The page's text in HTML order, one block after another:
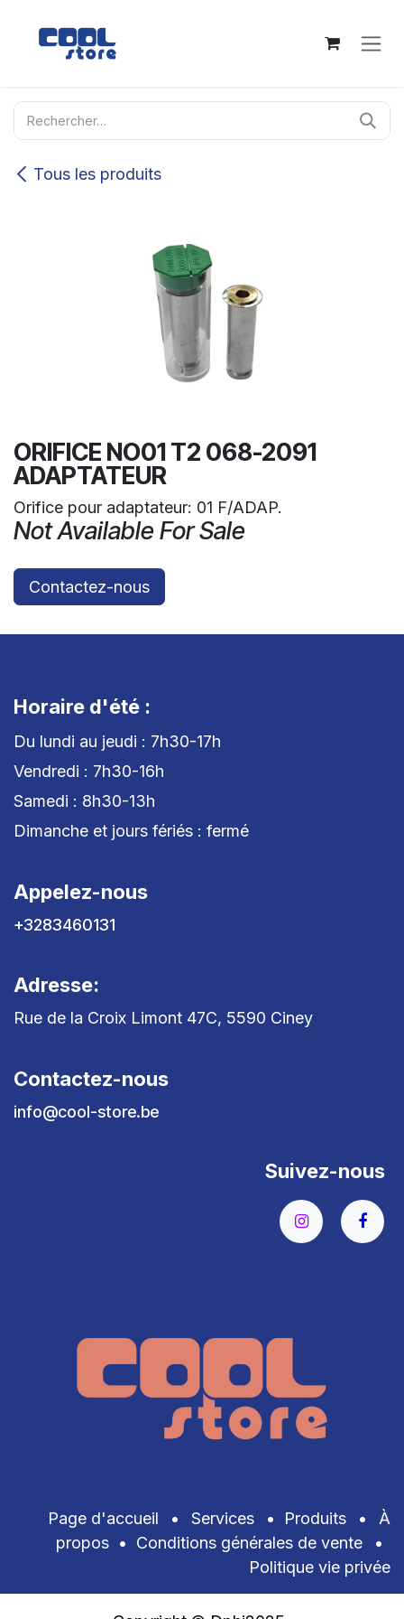
Tous les produits
ORIFICE NO01 T2 068-2091
ADAPTATEUR
Orifice pour adaptateur: 01 F/ADAP.
Not Available For Sale
Contactez-nous
Horaire d'été :
Du lundi au jeudi : 7h30-17h
Vendredi : 7h30-16h
Samedi : 8h30-13h
Dimanche et jours fériés : fermé
Appelez-nous
+3283460131
Adresse:
Rue de la Croix Limont 47C, 5590 Ciney
Contactez-nous
info@cool-store.be
Suivez-nous
Page d'accueil • Services • Produits •
À
propos • Conditions générales de vente
•
Politique vie privée